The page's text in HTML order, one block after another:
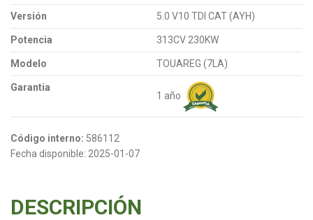
Versión 5.0 V10 TDI CAT (AYH)
Potencia 313CV 230KW
Modelo TOUAREG (7LA)
Garantia
1 año
Código interno: 586112
Fecha disponible: 2025-01-07
DESCRIPCIÓN